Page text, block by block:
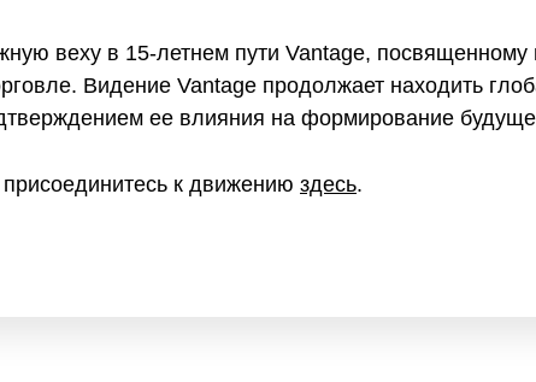
веху в 15-летнем пути Vantage,
Видение Vantage продолжает находить
ее влияния на формирование
к движению здесь.